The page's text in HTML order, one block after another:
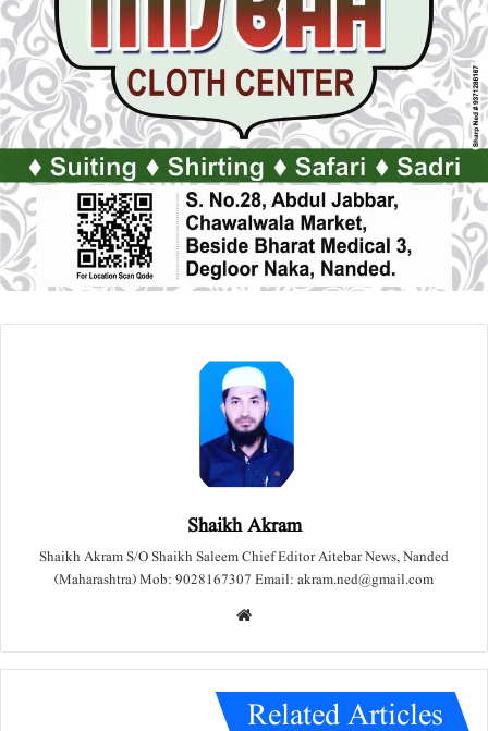
Shaikh Akram
Shaikh Akram S/O Shaikh Saleem Chief Editor Aitebar News, Nanded
(Maharashtra) Mob: 9028167307 Email: akram.ned@gmail.com
e
Related Articles